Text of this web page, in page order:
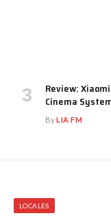
Review:
Cinema
ByLIA FM
LOCALES